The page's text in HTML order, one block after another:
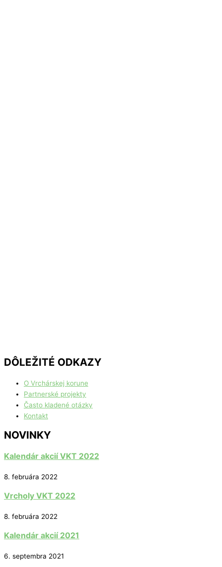
DÔLEŽITÉ ODKAZY
O Vrchárskej korune
Partnerské projekty
Často kladené otázky
Kontakt
NOVINKY
Kalendár akcií VKT 2022
8. februára 2022
Vrcholy VKT 2022
8. februára 2022
Kalendár akcií 2021
6. septembra 2021